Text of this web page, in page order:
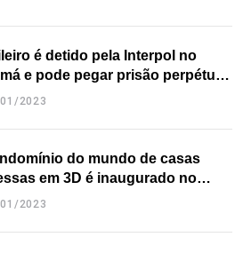
é detido pela Interpol no
e pode pegar prisão perpétua
2023
do mundo de casas
em 3D é inaugurado no
2023